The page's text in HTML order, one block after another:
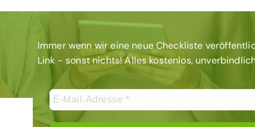
Immer wenn wir eine neue Checkliste
Link - sonst nichts! Alles kostenlos,